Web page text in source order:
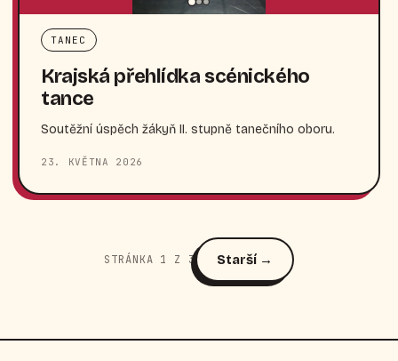
TANEC
Krajská přehlídka scénického
tance
Soutěžní úspěch žákyň II. stupně tanečního oboru.
23. KVĚTNA 2026
STRÁNKA 1 Z 3 Starší →